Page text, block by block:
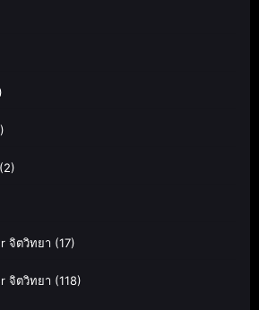
(2)
จิตวิทยา (17)
จิตวิทยา (118)